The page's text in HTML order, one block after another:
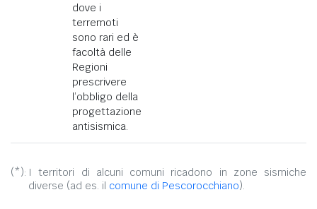
dove i
terremoti
sono rari ed è
facoltà delle
Regioni
prescrivere
l’obbligo della
progettazione
antisismica.
(*): I territori di alcuni comuni ricadono in zone sismiche
diverse (ad es. il comune di Pescorocchiano).